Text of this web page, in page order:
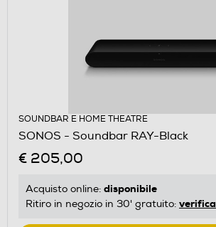
SOUNDBAR E HOME THEATRE
SONOS - Soundbar RAY-Black
€ 205,00
Acquisto online: disponibile
Ritiro in negozio in 30' gratuito: verifica